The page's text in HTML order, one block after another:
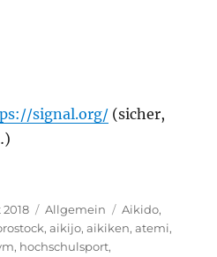
signal.org/ (sicher,
Kategorien
Allgemein Schlagwörter
Aikido,
,aikijo,aikiken,atemi,
, hochschulsport,